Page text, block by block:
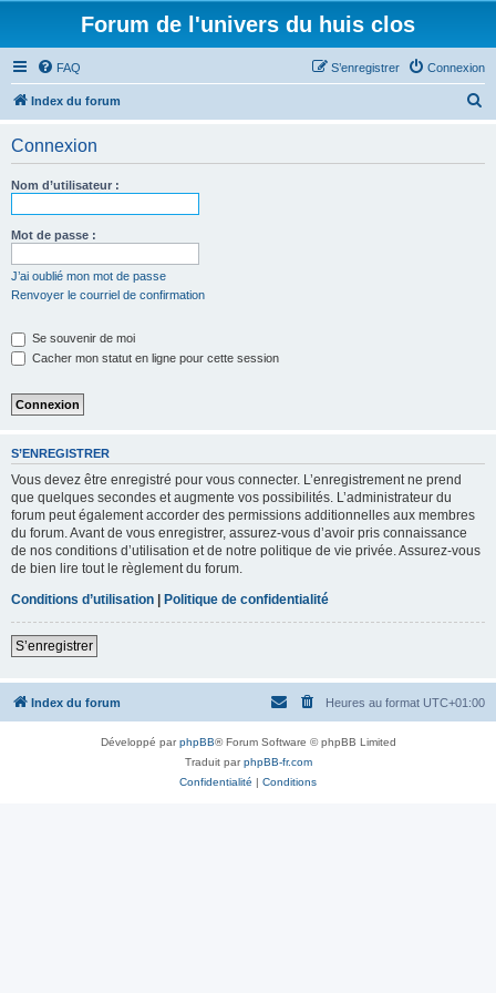
Forum de l'univers du huis clos
FAQ Connexion
S’enregistrer
Index du forum
Connexion
Nom d’utilisateur :
Mot de passe :
J’ai oublié mon mot de passe
Renvoyer le courriel de confirmation
Se souvenir de moi
Cacher mon statut en ligne pour cette session
S’ENREGISTRER
Vous devez être enregistré pour vous connecter. L’enregistrement ne prend
que quelques secondes et augmente vos possibilités. L’administrateur du
forum peut également accorder des permissions additionnelles aux membres
du forum. Avant de vous enregistrer, assurez-vous d’avoir pris connaissance
de nos conditions d’utilisation et de notre politique de vie privée. Assurez-vous
de bien lire tout le règlement du forum.
Conditions d’utilisation | Politique de confidentialité
S’enregistrer
Index du forum Heures au format UTC+01:00
Développé parphpBB® Forum Software © phpBB Limited
Traduit parphpBB-fr.com
Confidentialité | Conditions